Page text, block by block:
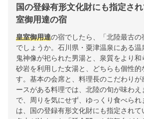
国の登録有形文化財にも指定さ
室御用達の宿
皇室御用達の宿でしたら、「北陸最古
でしょうか。石川県・粟津温泉にある
鬼神像が祀られた男湯と、泉質をより和
砂岩を利用した女湯と、どちらも個性的
す。基本の会席と、料理長のこだわりが
ースがある料理では、北陸の旬が味わ
で、周りを気にせず、ゆっくり食べられ
は、国の登録有形文化財にも指定され